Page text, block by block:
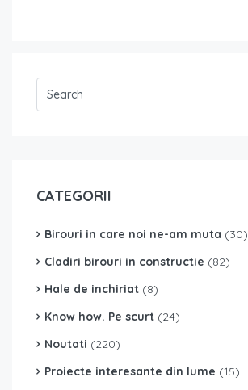
CATEGORII
Birouri in care noi ne-am muta (30)
Cladiri birouri in constructie (82)
Hale de inchiriat (8)
Know how. Pe scurt (24)
Noutati (220)
Proiecte interesante din lume (15)